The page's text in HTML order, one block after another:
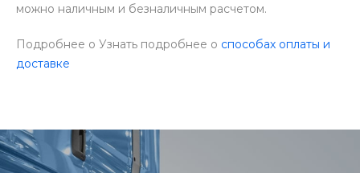
можно наличным и безналичным расчетом.
Подробнее о Узнать подробнее о способах оплаты и
доставке